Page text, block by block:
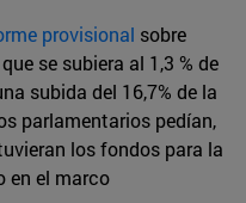
provisional sobre
se subiera al 1,3 % de
subida del 16,7% de la
parlamentarios pedían,
los fondos para la
en el marco